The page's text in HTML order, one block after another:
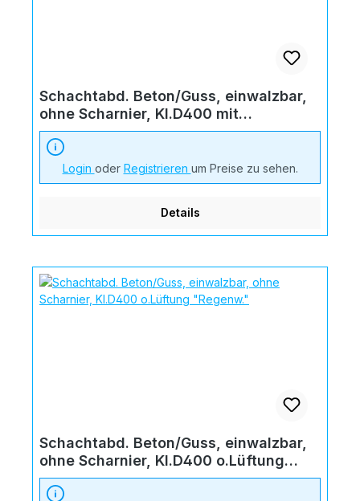
Schachtabd. Beton/Guss, einwalzbar,
ohne Scharnier, Kl.D400 mit
Lüftungsöffnung
Login oder Registrieren um Preise zu sehen.
Details
Schachtabd. Beton/Guss, einwalzbar,
ohne Scharnier, Kl.D400 o.Lüftung
"Regenw."